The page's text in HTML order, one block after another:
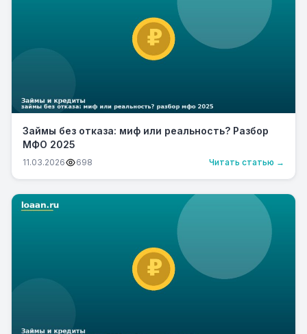
Займы без отказа: миф или реальность? Разбор
МФО 2025
11.03.2026 698 Читать статью →